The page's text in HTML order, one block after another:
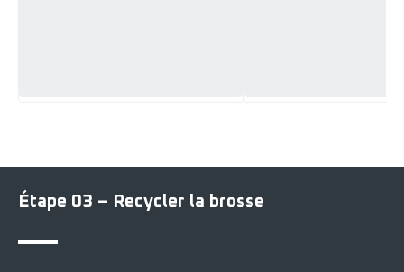
Étape 03 – Recycler la brosse